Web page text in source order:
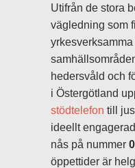
Utifrån de stora
vägledning som
hedersvåld och
i Östergötland
stödtelefon till
ideellt
nås på nummer
öppettider är